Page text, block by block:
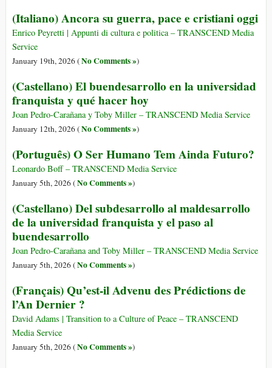
(Italiano) Ancora su guerra, pace e cristiani oggi
Enrico Peyretti | Appunti di cultura e politica – TRANSCEND Media
Service
January 19th, 2026 (No Comments »)
(Castellano) El buendesarrollo en la universidad
franquista y qué hacer hoy
Joan Pedro-Carañana y Toby Miller – TRANSCEND Media Service
January 12th, 2026 (No Comments »)
(Português) O Ser Humano Tem Ainda Futuro?
Leonardo Boff – TRANSCEND Media Service
January 5th, 2026 (No Comments »)
(Castellano) Del subdesarrollo al maldesarrollo
de la universidad franquista y el paso al
buendesarrollo
Joan Pedro-Carañana and Toby Miller – TRANSCEND Media Service
January 5th, 2026 (No Comments »)
(Français) Qu’est-il Advenu des Prédictions de
l’An Dernier ?
David Adams | Transition to a Culture of Peace – TRANSCEND
Media Service
January 5th, 2026 (No Comments »)